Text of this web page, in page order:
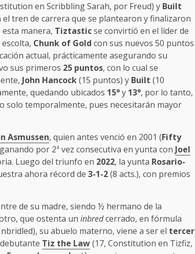
en Scribbling Sarah, por Freud) y Built
tren de carrera que se plantearon y finalizaron
manera, Tiztasticse convirtió en el líder de
escolta, Chunk of Gold con sus nuevos 50 puntos
actual, prácticamente asegurando su
sus primeros 25 puntos, con lo cual se
John Hancock(15 puntos) y Built (10
quedando ubicados 15°y 13°, por lo tanto,
solo temporalmente, pues necesitarán mayor
Asmussen, quien antes venció en 2001 (Fifty
por 2ª vez consecutiva en yunta con Joel
Luego del triunfo en 2022, la yunta Rosario-
ahora récord de 3-1-2(8 acts.), con premios
de su madre, siendo ½ hermano de la
que ostenta un inbredcerrado, en fórmula
su abuelo materno, viene a ser el tercer
Tiz the Law(17, Constitution en Tizfiz,